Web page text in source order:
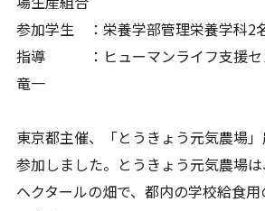
参加学生 ：栄養学部管理栄養学科2
指導 ：ヒューマンライフ支援セ
竜一
東京都主催、「とうきょう元気農場
参加しました。とうきょう元気農場
ヘクタールの畑で、都内の学校給食